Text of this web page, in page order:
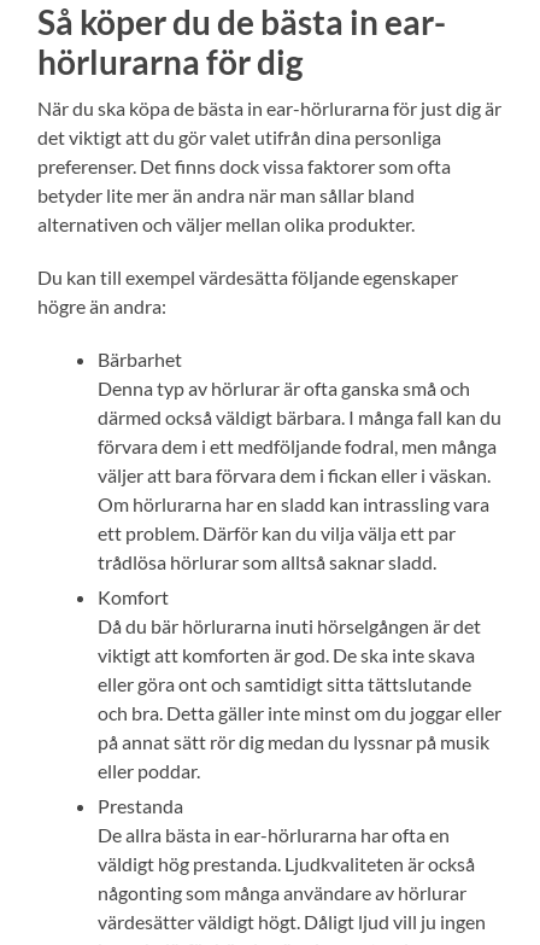
Så köper du de bästa in ear-
hörlurarna för dig
När du ska köpa de bästa in ear-hörlurarna för just dig är
det viktigt att du gör valet utifrån dina personliga
preferenser. Det finns dock vissa faktorer som ofta
betyder lite mer än andra när man sållar bland
alternativen och väljer mellan olika produkter.
Du kan till exempel värdesätta följande egenskaper
högre än andra:
Bärbarhet
Denna typ av hörlurar är ofta ganska små och
därmed också väldigt bärbara. I många fall kan du
förvara dem i ett medföljande fodral, men många
väljer att bara förvara dem i fickan eller i väskan.
Om hörlurarna har en sladd kan intrassling vara
ett problem. Därför kan du vilja välja ett par
trådlösa hörlurar som alltså saknar sladd.
Komfort
Då du bär hörlurarna inuti hörselgången är det
viktigt att komforten är god. De ska inte skava
eller göra ont och samtidigt sitta tättslutande
och bra. Detta gäller inte minst om du joggar eller
på annat sätt rör dig medan du lyssnar på musik
eller poddar.
Prestanda
De allra bästa in ear-hörlurarna har ofta en
väldigt hög prestanda. Ljudkvaliteten är också
någonting som många användare av hörlurar
värdesätter väldigt högt. Dåligt ljud vill ju ingen